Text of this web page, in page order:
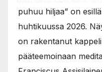
puhuu hiljaa” on
huhtikuussa 2026.
on rakentanut
pääteemoinaan